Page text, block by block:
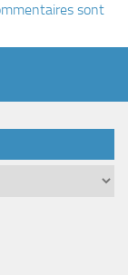
sont